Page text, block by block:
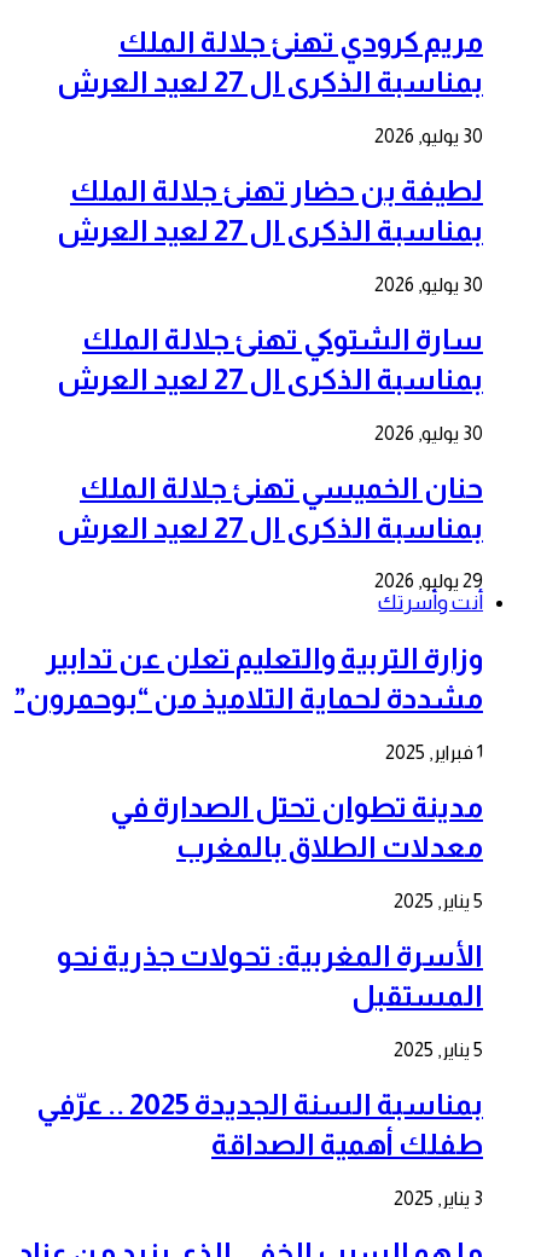
مريم كرودي تهنئ جلالة الملك
بمناسبة الذكرى ال 27 لعيد العرش
30 يوليو, 2026
لطيفة بن حضار تهنئ جلالة الملك
بمناسبة الذكرى ال 27 لعيد العرش
30 يوليو, 2026
سارة الشتوكي تهنئ جلالة الملك
بمناسبة الذكرى ال 27 لعيد العرش
30 يوليو, 2026
حنان الخميسي تهنئ جلالة الملك
بمناسبة الذكرى ال 27 لعيد العرش
29 يوليو, 2026
أنت وأسرتك
وزارة التربية والتعليم تعلن عن تدابير
مشددة لحماية التلاميذ من “بوحمرون”
1 فبراير, 2025
مدينة تطوان تحتل الصدارة في
معدلات الطلاق بالمغرب
5 يناير, 2025
الأسرة المغربية: تحولات جذرية نحو
المستقبل
5 يناير, 2025
بمناسبة السنة الجديدة 2025 .. عرّفي
طفلك أهمية الصداقة
3 يناير, 2025